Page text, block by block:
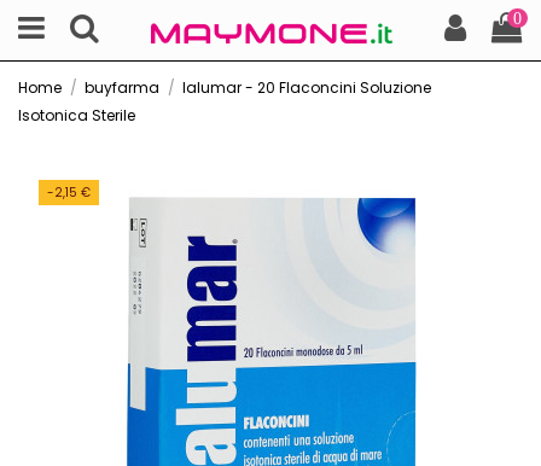
0
Home buyfarma
Ialumar - 20 Flaconcini Soluzione
Isotonica Sterile
-2,15 €